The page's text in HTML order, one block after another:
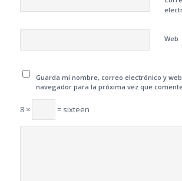
Web
Guarda mi nombre, correo electrónico y
navegador para la próxima vez que
8 × = sixteen